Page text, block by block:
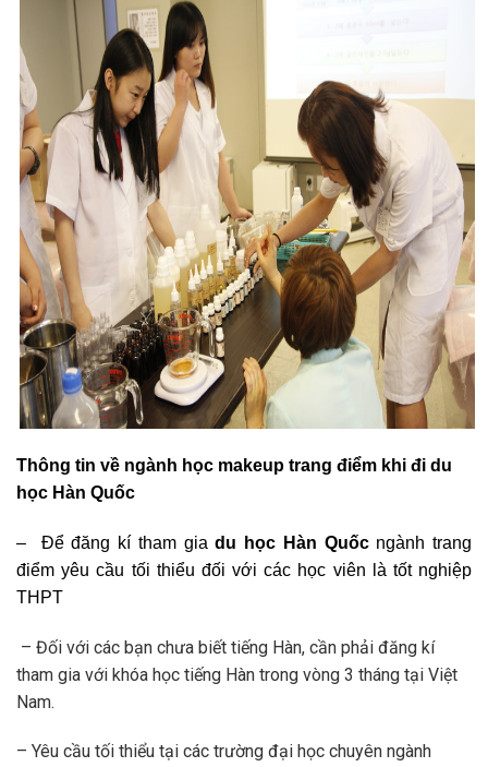
Thông tin về ngành học makeup trang điểm khi đi du
học Hàn Quốc
– Để đăng kí tham giadu học Hàn Quốcngành trang
điểm yêu cầu tối thiểu đối với các học viên là tốt nghiệp
THPT
– Đối với các bạn chưa biết tiếng Hàn, cần phải đăng kí
tham gia với khóa học tiếng Hàn trong vòng 3 tháng tại Việt
Nam.
– Yêu cầu tối thiểu tại các trường đại học chuyên ngành